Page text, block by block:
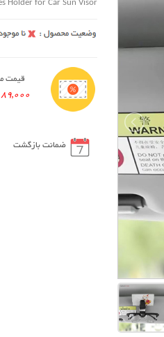
Holder for Car Sun Visor
قیمت
189,000
ضمانت بازگشت